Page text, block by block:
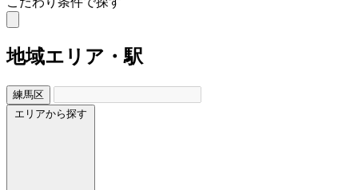
地域エリア・駅
練馬区
エリアから探す